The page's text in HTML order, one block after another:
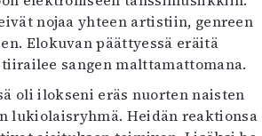
nojaa yhteen artistiin, genreen
Elokuvan päättyessä eräitä
sangen malttamattomana.
oli ilokseni eräs nuorten naisten
lukiolaisryhmä. Heidän reaktionsa